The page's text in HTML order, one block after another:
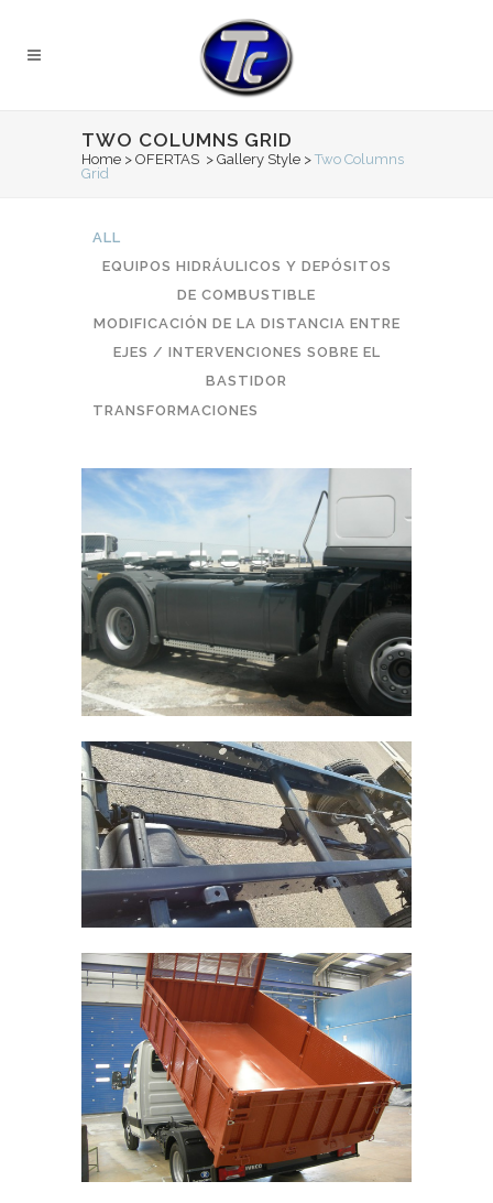
TWO COLUMNS GRID
Home > OFERTAS > Gallery Style > Two Columns
Grid
ALL
EQUIPOS HIDRÁULICOS Y DEPÓSITOS
DE COMBUSTIBLE
MODIFICACIÓN DE LA DISTANCIA ENTRE
EJES / INTERVENCIONES SOBRE EL
BASTIDOR
TRANSFORMACIONES